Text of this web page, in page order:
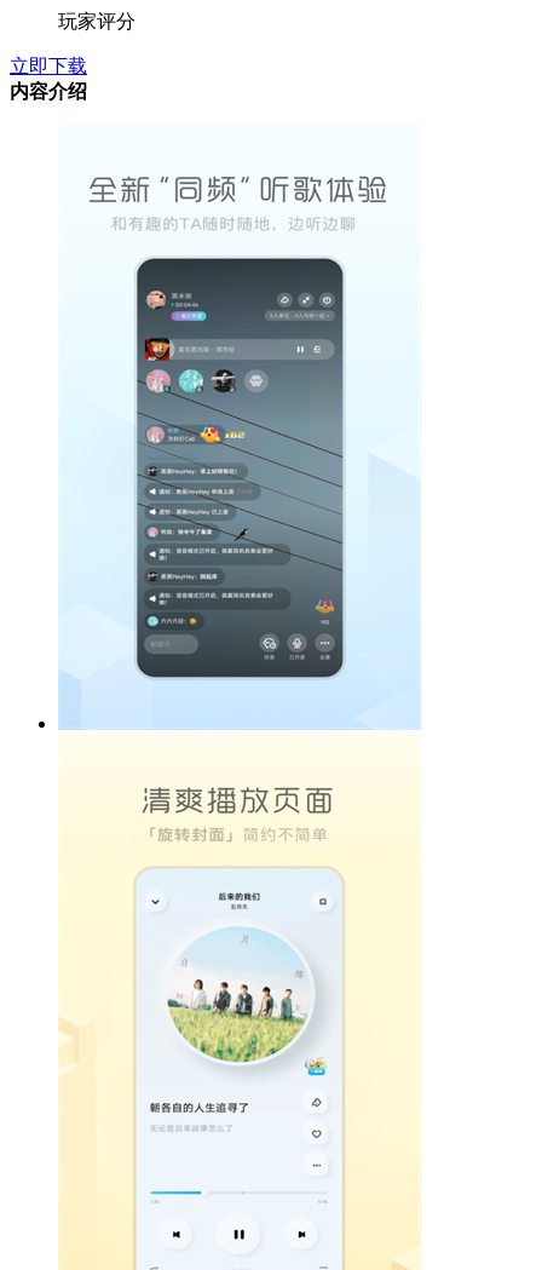
玩家评分
立即下载
内容介绍